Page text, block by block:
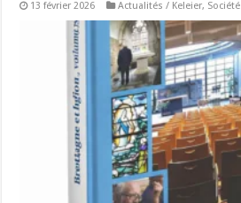
13 février 2026 Actualités / Keleier, Société